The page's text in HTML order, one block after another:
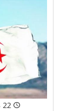
22 ديسمبر 2023